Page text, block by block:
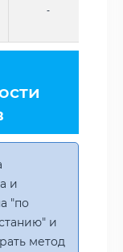
-
и
"по
и
метод